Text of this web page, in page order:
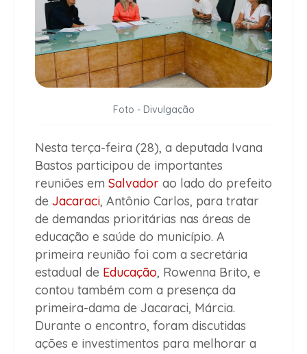
Foto - Divulgação
Nesta terça-feira (28), a deputada Ivana
Bastos participou de importantes
reuniões em Salvador ao lado do prefeito
de Jacaraci, Antônio Carlos, para tratar
de demandas prioritárias nas áreas de
educação e saúde do município. A
primeira reunião foi com a secretária
estadual de Educação, Rowenna Brito, e
contou também com a presença da
primeira-dama de Jacaraci, Márcia.
Durante o encontro, foram discutidas
ações e investimentos para melhorar a